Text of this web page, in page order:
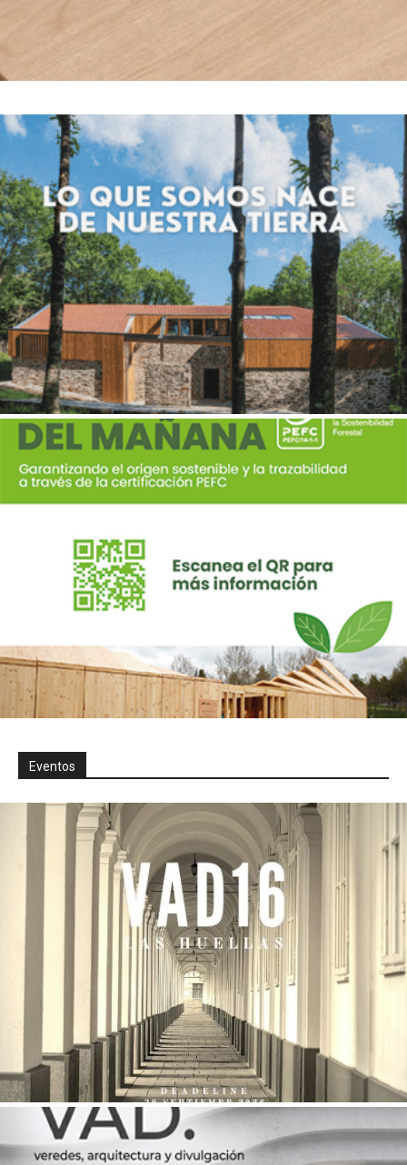
Eventos